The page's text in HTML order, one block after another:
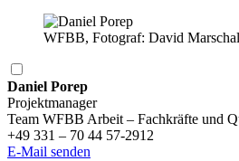
WFBB, Fotograf: David
Daniel Porep
Projektmanager
Team WFBB Arbeit – Fachkräfte und
+49 331 – 70 44 57-2912
E-Mail senden